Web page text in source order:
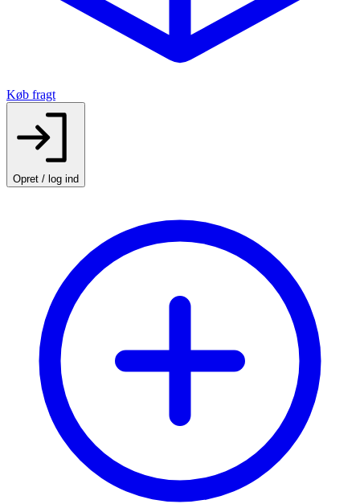
Køb fragt
Opret / log ind